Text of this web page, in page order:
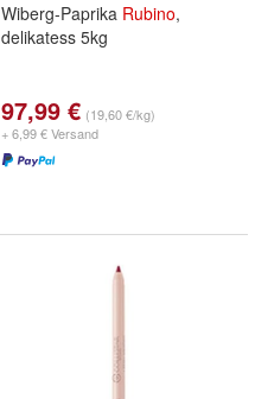
Wiberg-Paprika Rubino,
delikatess 5kg
97,99 € (19,60 €/kg)
+ 6,99 € Versand